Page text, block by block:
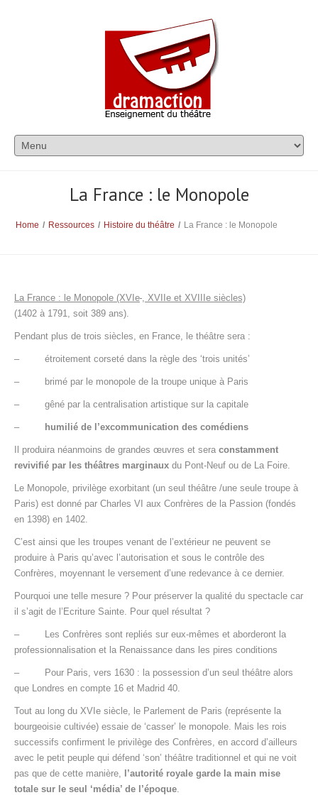
La France : le Monopole
Home / Ressources / Histoire du théâtre / La France : le Monopole
La France : le Monopole (XVIe , XVIIe et XVIIIe siècles)
(1402 à 1791, soit 389 ans).
Pendant plus de trois siècles, en France, le théâtre sera :
– étroitement corseté dans la règle des ‘trois unités’
– brimé par le monopole de la troupe unique à Paris
– gêné par la centralisation artistique sur la capitale
– humilié de l’excommunication des comédiens
Il produira néanmoins de grandes œuvres et sera constamment
revivifié par les théâtres marginaux du Pont-Neuf ou de La Foire.
Le Monopole, privilège exorbitant (un seul théâtre /une seule troupe à
Paris) est donné par Charles VI aux Confrères de la Passion (fondés
en 1398) en 1402.
C’est ainsi que les troupes venant de l’extérieur ne peuvent se
produire à Paris qu’avec l’autorisation et sous le contrôle des
Confrères, moyennant le versement d’une redevance à ce dernier.
Pourquoi une telle mesure ? Pour préserver la qualité du spectacle car
il s’agit de l’Ecriture Sainte. Pour quel résultat ?
– Les Confrères sont repliés sur eux-mêmes et aborderont la
professionnalisation et la Renaissance dans les pires conditions
– Pour Paris, vers 1630 : la possession d’un seul théâtre alors
que Londres en compte 16 et Madrid 40.
Tout au long du XVIe siècle, le Parlement de Paris (représente la
bourgeoisie cultivée) essaie de ‘casser’ le monopole. Mais les rois
successifs confirment le privilège des Confrères, en accord d’ailleurs
avec le petit peuple qui défend ‘son’ théâtre traditionnel et qui ne voit
pas que de cette manière,
l’autorité royale garde la main mise
totale sur le seul ‘média’ de l’époque.